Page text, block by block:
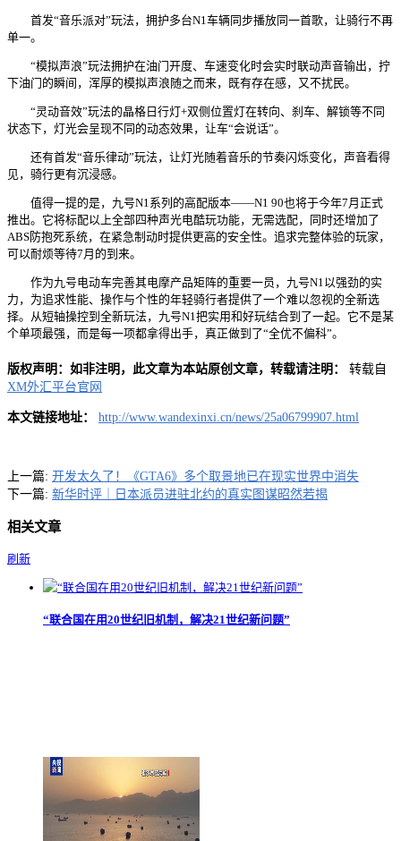
首发“音乐派对”玩法，拥护多台N1车辆同步播放同一首歌，让骑行不再
单一。
“模拟声浪”玩法拥护在油门开度、车速变化时会实时联动声音输出，拧
下油门的瞬间，浑厚的模拟声浪随之而来，既有存在感，又不扰民。
“灵动音效”玩法的晶格日行灯+双侧位置灯在转向、刹车、解锁等不同
状态下，灯光会呈现不同的动态效果，让车“会说话”。
还有首发“音乐律动”玩法，让灯光随着音乐的节奏闪烁变化，声音看得
见，骑行更有沉浸感。
值得一提的是，九号N1系列的高配版本——N1 90也将于今年7月正式
推出。它将标配以上全部四种声光电酷玩功能，无需选配，同时还增加了
ABS防抱死系统，在紧急制动时提供更高的安全性。追求完整体验的玩家，
可以耐烦等待7月的到来。
作为九号电动车完善其电摩产品矩阵的重要一员，九号N1以强劲的实
力，为追求性能、操作与个性的年轻骑行者提供了一个难以忽视的全新选
择。从短轴操控到全新玩法，九号N1把实用和好玩结合到了一起。它不是某
个单项最强，而是每一项都拿得出手，真正做到了“全优不偏科”。
版权声明：如非注明，此文章为本站原创文章，转载请注明：
转载自
XM外汇平台官网
本文链接地址： http://www.wandexinxi.cn/news/25a06799907.html
上一篇: 开发太久了！《GTA6》多个取景地已在现实世界中消失
下一篇: 新华时评｜日本派员进驻北约的真实图谋昭然若揭
相关文章
刷新
“联合国在用20世纪旧机制，解决21世纪新问题”